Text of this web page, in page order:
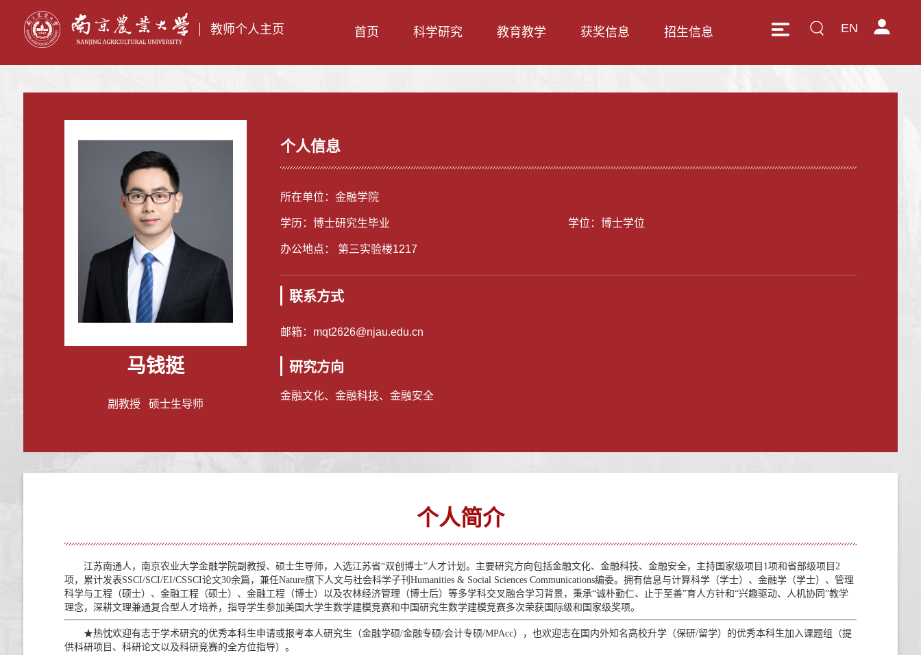
教师个人主页 EN
首页 科学研究 教育教学 获奖信息 招生信息
马钱挺
副教授 硕士生导师
个人信息
所在单位：金融学院
学历：博士研究生毕业 学位：博士学位
办公地点： 第三实验楼1217
联系方式
邮箱： mqt2626@njau.edu.cn
研究方向
金融文化、金融科技、金融安全
个人简介
江苏南通人，南京农业大学金融学院副教授、硕士生导师，入选江苏省“双创博士”人才计划。 主要研究方向包括金融文化、金融科技、金融安全， 主持国家级项目 1 项和省部级项目 2
项，累计发表SSCI/SCI/EI/CSSCI论文30余篇， 兼任Nature旗下人文与社会科学子刊 Humanities & Social Sciences Communications编委。拥有信息与计算科学（学士）、金融学（学士）、管理
科学与工程（硕士）、金融工程（硕士）、金融工程（博士）以及农林经济管理（博士后）等多学科交叉融合学习背景， 秉承“诚朴勤仁、止于至善”育人方针和“兴趣驱动、人机协同”教学
理念，深耕文理兼通复合型人才培养，指导学生参加美国大学生数学建模竞赛和中国研究生数学建模竞赛多次荣获国际级和国家级奖项。
★热忱欢迎有志于学术研究的优秀本科生申请或报考本人研究生（金融学硕/金融专硕/会计专硕/MPAcc），也欢迎志在国内外知名高校升学（保研/留学）的优秀本科生加入课题组（提
供科研项目、科研论文以及科研竞赛的全方位指导）。